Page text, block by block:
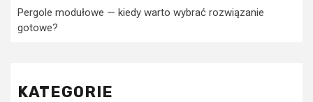
Pergole modułowe — kiedy warto wybrać rozwiązanie
gotowe?
KATEGORIE